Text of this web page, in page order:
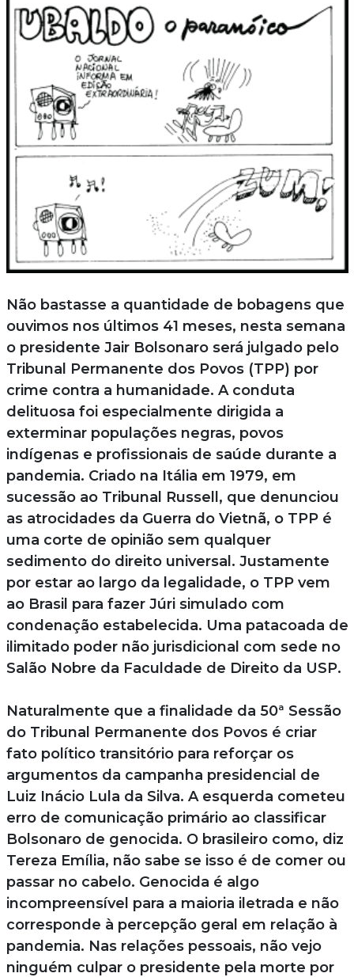
Não bastasse a quantidade de bobagens que
ouvimos nos últimos 41 meses, nesta semana
o presidente Jair Bolsonaro será julgado pelo
Tribunal Permanente dos Povos (TPP) por
crime contra a humanidade. A conduta
delituosa foi especialmente dirigida a
exterminar populações negras, povos
indígenas e profissionais de saúde durante a
pandemia. Criado na Itália em 1979, em
sucessão ao Tribunal Russell, que denunciou
as atrocidades da Guerra do Vietnã, o TPP é
uma corte de opinião sem qualquer
sedimento do direito universal. Justamente
por estar ao largo da legalidade, o TPP vem
ao Brasil para fazer Júri simulado com
condenação estabelecida. Uma patacoada de
ilimitado poder não jurisdicional com sede no
Salão Nobre da Faculdade de Direito da USP.
Naturalmente que a finalidade da 50ª Sessão
do Tribunal Permanente dos Povos é criar
fato político transitório para reforçar os
argumentos da campanha presidencial de
Luiz Inácio Lula da Silva. A esquerda cometeu
erro de comunicação primário ao classificar
Bolsonaro de genocida. O brasileiro como, diz
Tereza Emília, não sabe se isso é de comer ou
passar no cabelo. Genocida é algo
incompreensível para a maioria iletrada e não
corresponde à percepção geral em relação à
pandemia. Nas relações pessoais, não vejo
ninguém culpar o presidente pela morte por